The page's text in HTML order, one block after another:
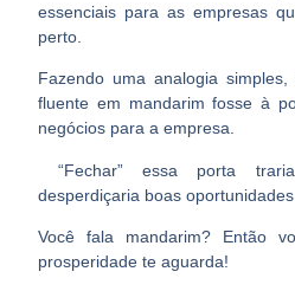
essenciais para as empresas
perto.
Fazendo uma analogia
fluente em mandarim fosse à
negócios para a empresa.
“Fechar” essa porta
desperdiçaria boas
Você fala mandarim? Então
prosperidade te aguarda!